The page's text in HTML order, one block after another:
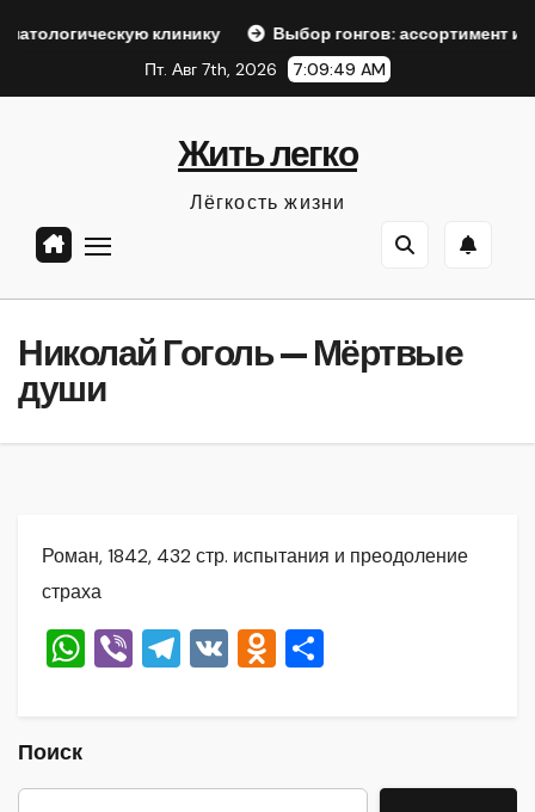
клинику
Выбор гонгов: ассортимент и
Пт. Авг 7th, 2026
7:09:50 AM
Жить легко
Лёгкость жизни
Николай Гоголь — Мёртвые
души
Роман, 1842, 432 стр. испытания и преодоление
страха
W
A
Vi T
a
V O
kl в
Поиск